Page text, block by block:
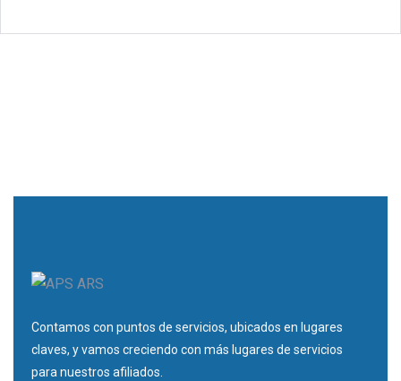
Contamos con puntos de servicios, ubicados en lugares
claves, y vamos creciendo con más lugares de servicios
para nuestros afiliados.